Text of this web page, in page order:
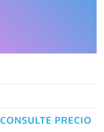
CONSULTE PRECIO